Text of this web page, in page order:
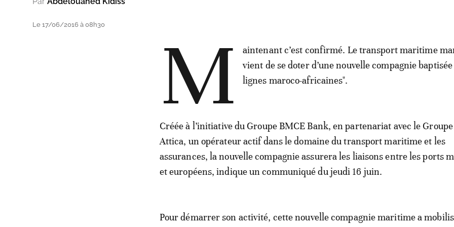
Le 17/06/2016 à 08h30 M
aintenant c’est confirmé. Le transport maritime
vient de se doter d’une nouvelle compagnie baptisée
lignes maroco-africaines".
Créée à l’initiative du Groupe BMCE Bank, en partenariat avec le
Attica, un opérateur actif dans le domaine du transport maritime et les
assurances, la nouvelle compagnie assurera les liaisons entre les ports
et européens, indique un communiqué du jeudi 16 juin.
Pour démarrer son activité, cette nouvelle compagnie maritime a